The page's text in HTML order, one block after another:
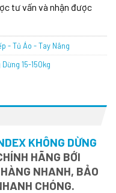
tư vấn và nhận được
- Tủ Áo - Tay Nâng
15-150kg
KHÔNG DỪNG
HÃNG BỚI
NHANH, BẢO
CHÓNG.